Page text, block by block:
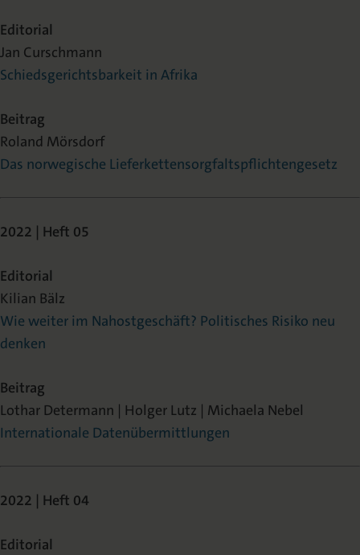
Editorial
Jan Curschmann
Schiedsgerichtsbarkeit in Afrika
Beitrag
Roland Mörsdorf
Das norwegische Lieferkettensorgfaltspflichtengesetz
2022 | Heft 05
Editorial
Kilian Bälz
Wie weiter im Nahostgeschäft? Politisches Risiko neu
denken
Beitrag
Lothar Determann | Holger Lutz | Michaela Nebel
Internationale Datenübermittlungen
2022 | Heft 04
Editorial